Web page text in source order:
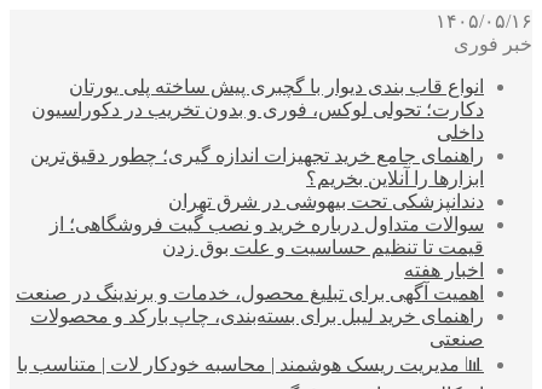
۱۴۰۵/۰۵/۱۶
خبر فوری
انواع قاب بندی دیوار با گچبری پیش ساخته پلی یورتان
دکارت؛ تحولی لوکس، فوری و بدون تخریب در دکوراسیون
داخلی
راهنمای جامع خرید تجهیزات اندازه گیری؛ چطور دقیق‌ترین
ابزارها را آنلاین بخریم؟
دندانپزشکی تحت بیهوشی در شرق تهران
سوالات متداول درباره خرید و نصب گیت فروشگاهی؛ از
قیمت تا تنظیم حساسیت و علت بوق زدن
اخبار هفته
اهمیت آگهی برای تبلیغ محصول، خدمات و برندینگ در صنعت
راهنمای خرید لیبل برای بسته‌بندی، چاپ بارکد و محصولات
صنعتی
📊 مدیریت ریسک هوشمند | محاسبه خودکار لات | متناسب با